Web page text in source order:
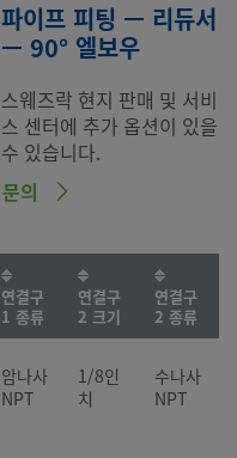
파이프 피팅 — 리듀서
— 90° 엘보우
스웨즈락 현지 판매 및 서비
스 센터에 추가 옵션이 있을
수 있습니다.
문의
연결구
1 종류
연결구
2 크기
연결구
2 종류
암나사
NPT
1/8인
치
수나사
NPT